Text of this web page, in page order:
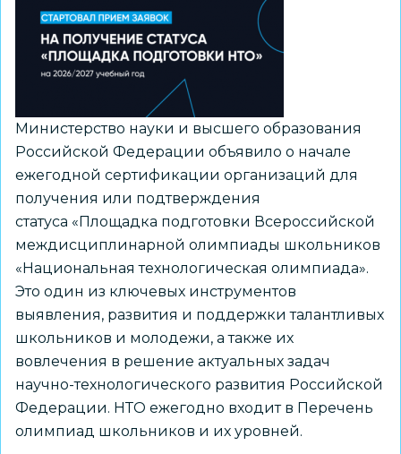
из
рекомендуемого
перечня
Минпросвещения
России
Министерство науки и высшего образования
Российской Федерации объявило о начале
ежегодной сертификации организаций для
получения или подтверждения
статуса «Площадка подготовки Всероссийской
междисциплинарной олимпиады школьников
«Национальная технологическая олимпиада».
Это один из ключевых инструментов
выявления, развития и поддержки талантливых
школьников и молодежи, а также их
вовлечения в решение актуальных задач
научно-технологического развития Российской
Федерации. НТО ежегодно входит в Перечень
олимпиад школьников и их уровней.